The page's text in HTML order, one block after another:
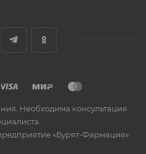
Необходима консультация
«Бурят-Фармация»